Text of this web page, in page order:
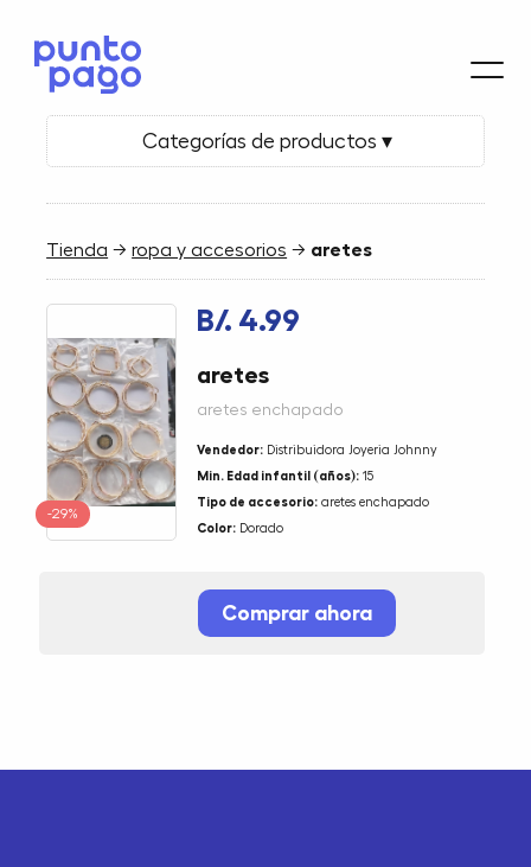
Categorías de productos ▾
Tienda →ropa y accesorios → aretes
-29%
B/. 4.99
aretes
aretes enchapado
Vendedor: Distribuidora Joyeria Johnny
Min. Edad infantil (años): 15
Tipo de accesorio: aretes enchapado
Color: Dorado
Comprar ahora